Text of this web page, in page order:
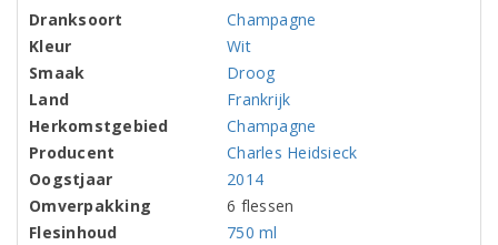
Dranksoort
Champagne
Kleur
Wit
Smaak
Droog
Land
Frankrijk
Herkomstgebied
Champagne
Producent
Charles Heidsieck
Oogstjaar
2014
Omverpakking
6 flessen
Flesinhoud
750 ml